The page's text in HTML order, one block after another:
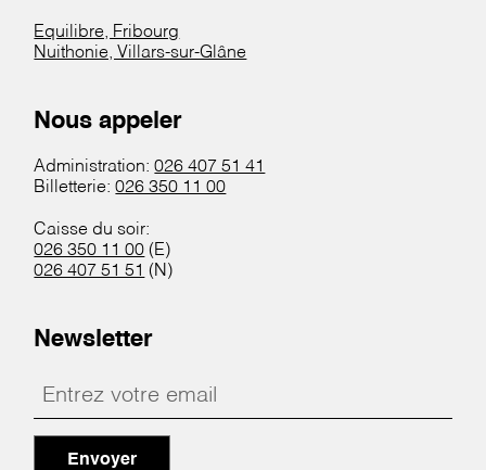
Equilibre, Fribourg
Nuithonie, Villars-sur-Glâne
Nous appeler
Administration:026 407 51 41
Billetterie:026 350 11 00
Caisse du soir:
026 350 11 00 (E)
026 407 51 51 (N)
Newsletter
Envoyer